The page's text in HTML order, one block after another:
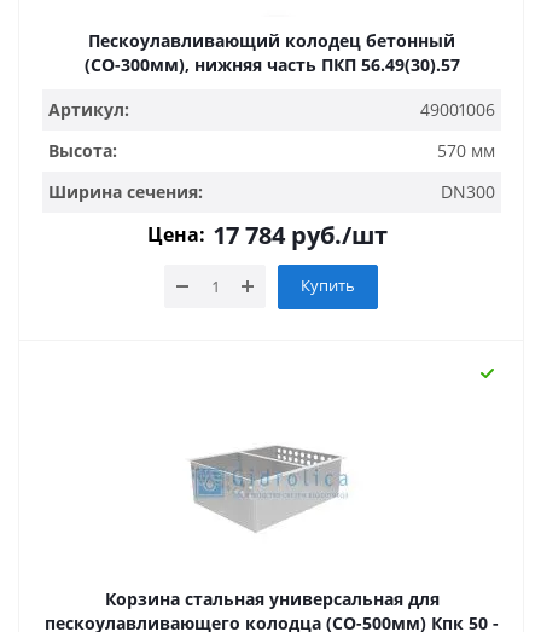
Пескоулавливающий колодец бетонный
(СО-300мм), нижняя часть ПКП 56.49(30).57
Артикул:
49001006
Высота:
570 мм
Ширина сечения:
DN300
Цена: 17 784руб./шт
Купить
Корзина стальная универсальная для
пескоулавливающего колодца (СО-500мм) Кпк 50 -